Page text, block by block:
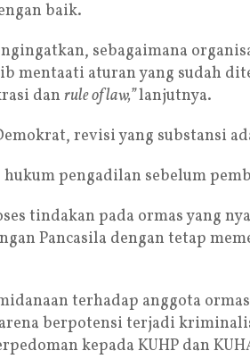
baik.
sebagaimana
mentaati aturan yang sudah
danrule of law,”lanjutnya.
revisi yang substansi
pengadilan sebelum
tindakan pada ormas yang
Pancasila dengan tetap
terhadap anggota
berpotensi terjadi
kepada KUHP dan